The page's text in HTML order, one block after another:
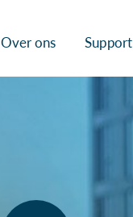
Over ons Support